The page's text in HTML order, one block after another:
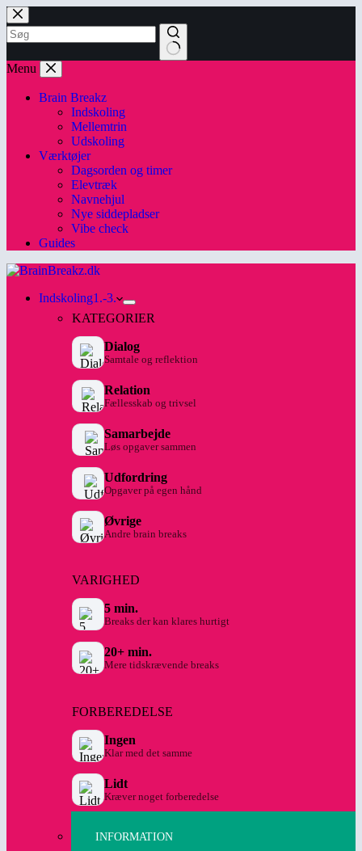
Skip
to
content
No
Menu
Brain Breakz
Indskoling
Mellemtrin
Udskoling
Værktøjer
Dagsorden og timer
Elevtræk
Navnehjul
Nye siddepladser
Vibe check
Guides
Indskoling1.-3.
KATEGORIER
Dialog
Samtale og reflektion
Relation
Fællesskab og trivsel
Samarbejde
Løs opgaver sammen
Udfordring
Opgaver på egen hånd
Øvrige
Andre brain breaks
VARIGHED
5 min.
Breaks der kan klares hurtigt
20+ min.
Mere tidskrævende breaks
FORBEREDELSE
Ingen
Klar med det samme
Lidt
Kræver noget forberedelse
INFORMATION